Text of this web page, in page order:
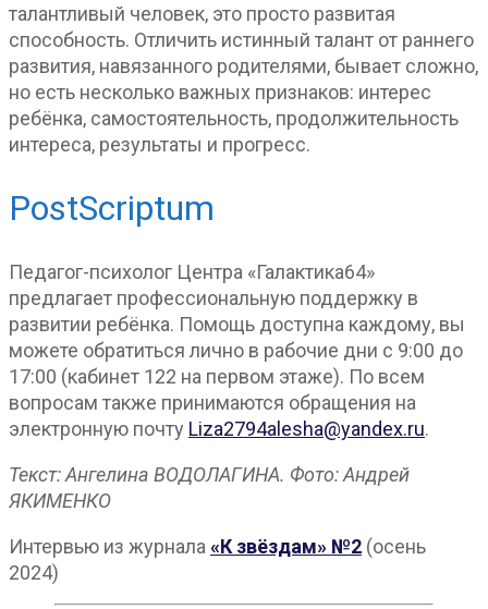
талантливый человек, это просто развитая
способность. Отличить истинный талант от раннего
развития, навязанного родителями, бывает сложно,
но есть несколько важных признаков: интерес
ребёнка, самостоятельность, продолжительность
интереса, результаты и прогресс.
PostScriptum
Педагог-психолог Центра «Галактика64»
предлагает профессиональную поддержку в
развитии ребёнка. Помощь доступна каждому, вы
можете обратиться лично в рабочие дни с 9:00 до
17:00 (кабинет 122 на первом этаже). По всем
вопросам также принимаются обращения на
электронную почту Liza2794alesha@yandex.ru.
Текст: Ангелина ВОДОЛАГИНА. Фото: Андрей
ЯКИМЕНКО
Интервью из журнала «К звёздам» №2 (осень
2024)